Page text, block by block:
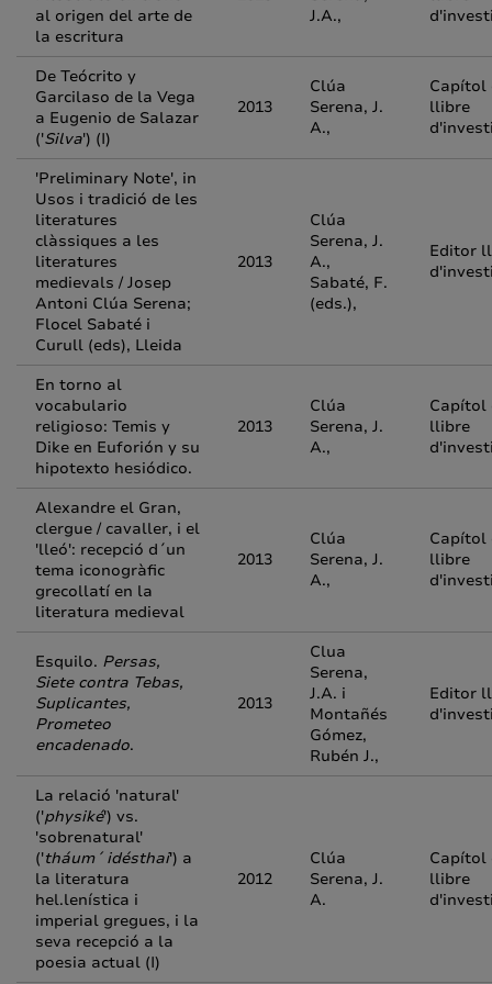
al origen del arte de
la escritura
J.A.,
De Teócrito y
Garcilaso de la Vega
a Eugenio de Salazar
('Silva') (I)
2013
Clúa
Serena, J.
A.,
Capítol
llibre
'Preliminary Note', in
Usos i tradició de les
literatures
clàssiques a les
literatures
medievals / Josep
Antoni Clúa Serena;
Flocel Sabaté i
Curull (eds), Lleida
2013
Clúa
Serena, J.
A.,
Sabaté, F.
(eds.),
Editor
En torno al
vocabulario
religioso: Temis y
Dike en Euforión y su
hipotexto hesiódico.
2013
Clúa
Serena, J.
A.,
Capítol
llibre
Alexandre el Gran,
clergue / cavaller, i el
'lleó': recepció d´un
tema iconogràfic
grecollatí en la
literatura medieval
2013
Clúa
Serena, J.
A.,
Capítol
llibre
Esquilo. Persas,
Siete contra Tebas,
Suplicantes,
Prometeo
encadenado.
2013
Clua
Serena,
J.A. i
Montañés
Gómez,
Rubén J.,
Editor
La relació 'natural'
('physiké') vs.
'sobrenatural'
('tháum´ idésthai') a
la literatura
hel.lenística i
imperial gregues, i la
seva recepció a la
poesia actual (I)
2012
Clúa
Serena, J.
A.
Capítol
llibre